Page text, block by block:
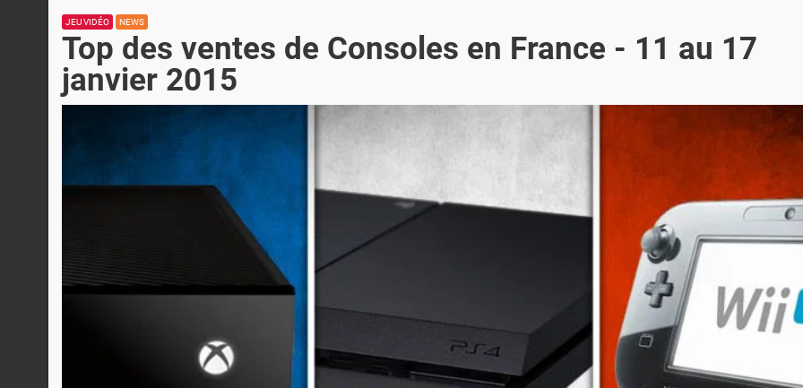
JEU VIDÉO NEWS
Top des ventes de Consoles en France - 11 au 17
janvier 2015